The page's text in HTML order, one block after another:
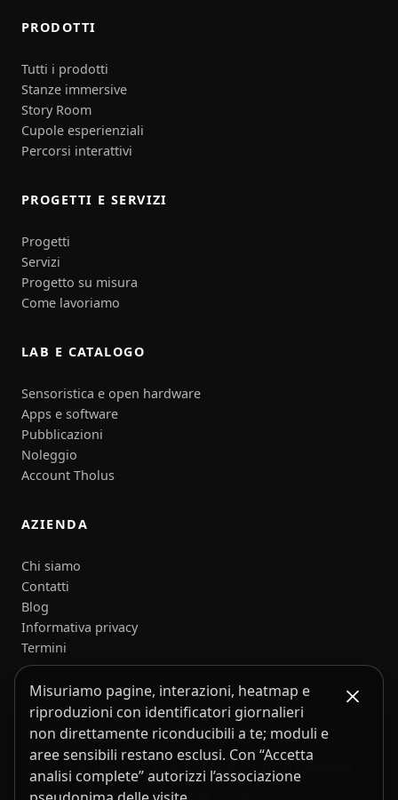
PRODOTTI
Tutti i prodotti
Stanze immersive
Story Room
Cupole esperienziali
Percorsi interattivi
PROGETTI E SERVIZI
Progetti
Servizi
Progetto su misura
Come lavoriamo
LAB E CATALOGO
Sensoristica e open hardware
Apps e software
Pubblicazioni
Noleggio
Account Tholus
AZIENDA
Chi siamo
Contatti
Blog
Informativa privacy
Termini
© 2026 the usual neXt S.r.l. — P.IVA IT02182990669
Misuriamo pagine, interazioni, heatmap e
riproduzioni con identificatori giornalieri
non direttamente riconducibili a te; moduli e
aree sensibili restano esclusi. Con “Accetta
analisi complete” autorizzi l’associazione